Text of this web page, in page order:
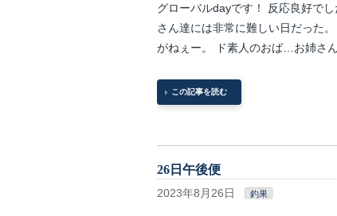
グローバルdayです！ 反応良好で
さん達には非常に難しい日だった
がねぇー。 ド素人のおば…お姉さ
この記事を読む
26日午後便
2023年8月26日 釣果